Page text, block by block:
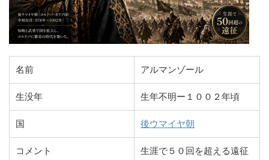
名前 アルマンゾール
生没年 生年不明ー１００２年頃
国 後ウマイヤ朝
コメント
生涯で５０回を超える遠征